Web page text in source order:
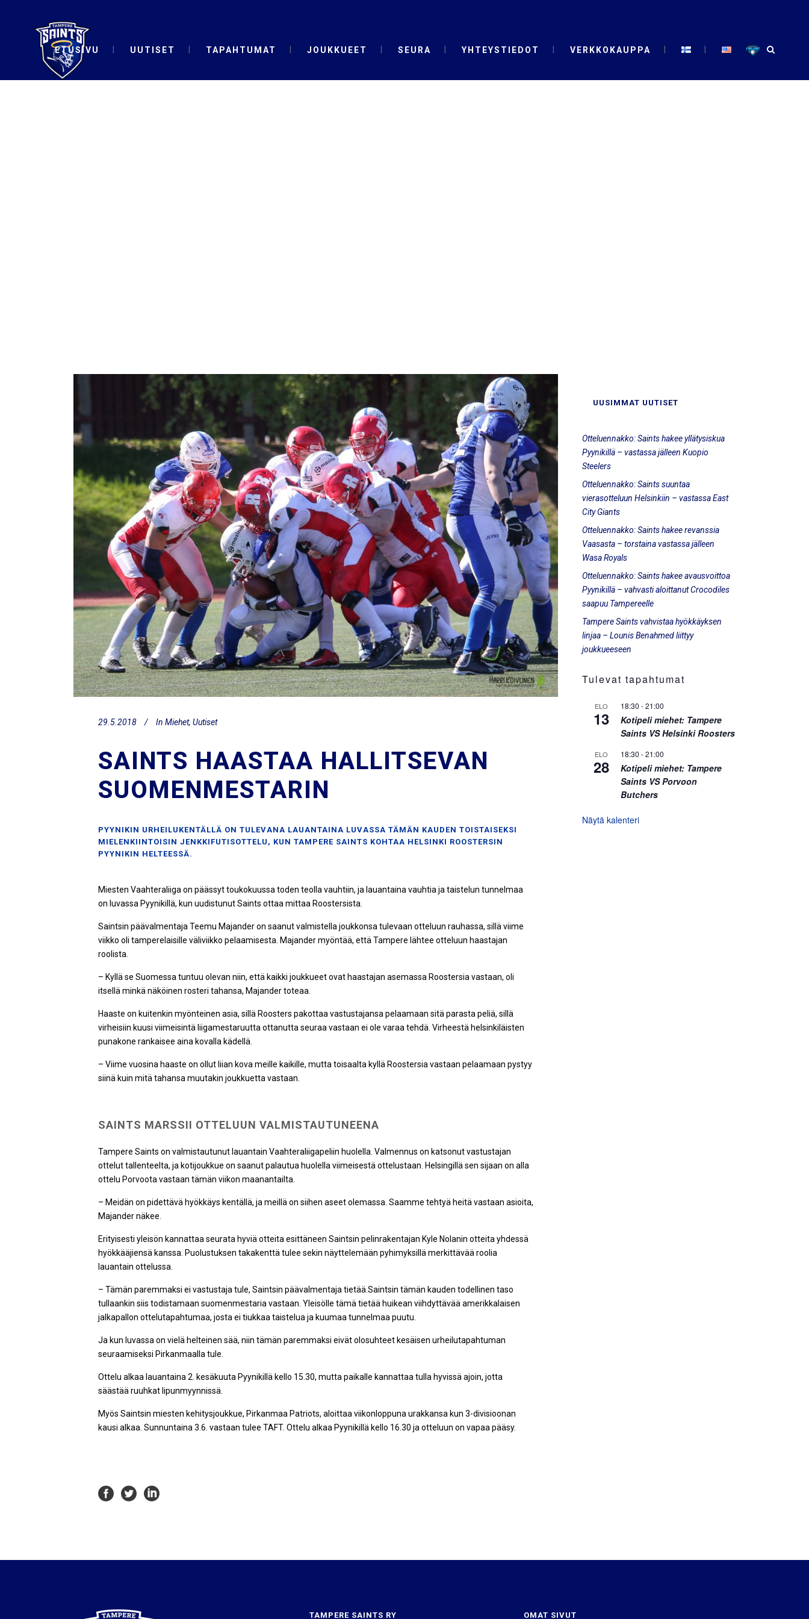
ETUSIVU UUTISET TAPAHTUMAT JOUKKUEET SEURA YHTEYSTIEDOT VERKKOKAUPPA
29.5.2018 In Miehet, Uutiset
SAINTS HAASTAA HALLITSEVAN
SUOMENMESTARIN
PYYNIKIN URHEILUKENTÄLLÄ ON TULEVANA LAUANTAINA LUVASSA TÄMÄN KAUDEN TOISTAISEKSI
MIELENKIINTOISIN JENKKIFUTISOTTELU, KUN TAMPERE SAINTS KOHTAA HELSINKI ROOSTERSIN
PYYNIKIN HELTEESSÄ.
Miesten Vaahteraliiga on päässyt toukokuussa toden teolla vauhtiin, ja lauantaina vauhtia ja taistelun tunnelmaa
on luvassa Pyynikillä, kun uudistunut Saints ottaa mittaa Roostersista.
Saintsin päävalmentaja Teemu Majander on saanut valmistella joukkonsa tulevaan otteluun rauhassa, sillä viime
viikko oli tamperelaisille väliviikko pelaamisesta. Majander myöntää, että Tampere lähtee otteluun haastajan
roolista.
– Kyllä se Suomessa tuntuu olevan niin, että kaikki joukkueet ovat haastajan asemassa Roostersia vastaan, oli
itsellä minkä näköinen rosteri tahansa, Majander toteaa.
Haaste on kuitenkin myönteinen asia, sillä Roosters pakottaa vastustajansa pelaamaan sitä parasta peliä, sillä
virheisiin kuusi viimeisintä liigamestaruutta ottanutta seuraa vastaan ei ole varaa tehdä. Virheestä helsinkiläisten
punakone rankaisee aina kovalla kädellä.
– Viime vuosina haaste on ollut liian kova meille kaikille, mutta toisaalta kyllä Roostersia vastaan pelaamaan pystyy
siinä kuin mitä tahansa muutakin joukkuetta vastaan.
SAINTS MARSSII OTTELUUN VALMISTAUTUNEENA
Tampere Saints on valmistautunut lauantain Vaahteraliigapeliin huolella. Valmennus on katsonut vastustajan
ottelut tallenteelta, ja kotijoukkue on saanut palautua huolella viimeisestä ottelustaan. Helsingillä sen sijaan on alla
ottelu Porvoota vastaan tämän viikon maanantailta.
– Meidän on pidettävä hyökkäys kentällä, ja meillä on siihen aseet olemassa. Saamme tehtyä heitä vastaan asioita,
Majander näkee.
Erityisesti yleisön kannattaa seurata hyviä otteita esittäneen Saintsin pelinrakentajan Kyle Nolanin otteita yhdessä
hyökkääjiensä kanssa. Puolustuksen takakenttä tulee sekin näyttelemään pyhimyksillä merkittävää roolia
lauantain ottelussa.
– Tämän paremmaksi ei vastustaja tule, Saintsin päävalmentaja tietää.Saintsin tämän kauden todellinen taso
tullaankin siis todistamaan suomenmestaria vastaan. Yleisölle tämä tietää huikean viihdyttävää amerikkalaisen
jalkapallon ottelutapahtumaa, josta ei tiukkaa taistelua ja kuumaa tunnelmaa puutu.
Ja kun luvassa on vielä helteinen sää, niin tämän paremmaksi eivät olosuhteet kesäisen urheilutapahtuman
seuraamiseksi Pirkanmaalla tule.
Ottelu alkaa lauantaina 2. kesäkuuta Pyynikillä kello 15.30, mutta paikalle kannattaa tulla hyvissä ajoin, jotta
säästää ruuhkat lipunmyynnissä.
Myös Saintsin miesten kehitysjoukkue, Pirkanmaa Patriots, aloittaa viikonloppuna urakkansa kun 3-divisioonan
kausi alkaa. Sunnuntaina 3.6. vastaan tulee TAFT. Ottelu alkaa Pyynikillä kello 16.30 ja otteluun on vapaa pääsy.
UUSIMMAT UUTISET
Otteluennakko: Saints hakee yllätysiskua
Pyynikillä – vastassa jälleen Kuopio
Steelers
Otteluennakko: Saints suuntaa
vierasotteluun Helsinkiin – vastassa East
City Giants
Otteluennakko: Saints hakee revanssia
Vaasasta – torstaina vastassa jälleen
Wasa Royals
Otteluennakko: Saints hakee avausvoittoa
Pyynikillä – vahvasti aloittanut Crocodiles
saapuu Tampereelle
Tampere Saints vahvistaa hyökkäyksen
linjaa – Lounis Benahmed liittyy
joukkueeseen
Tulevat tapahtumat
ELO
13
18:30 -21:00
Kotipeli miehet: Tampere
Saints VS Helsinki Roosters
ELO
28
18:30 -21:00
Kotipeli miehet: Tampere
Saints VS Porvoon
Butchers
Näytä kalenteri
TAMPERE SAINTS RY OMAT SIVUT